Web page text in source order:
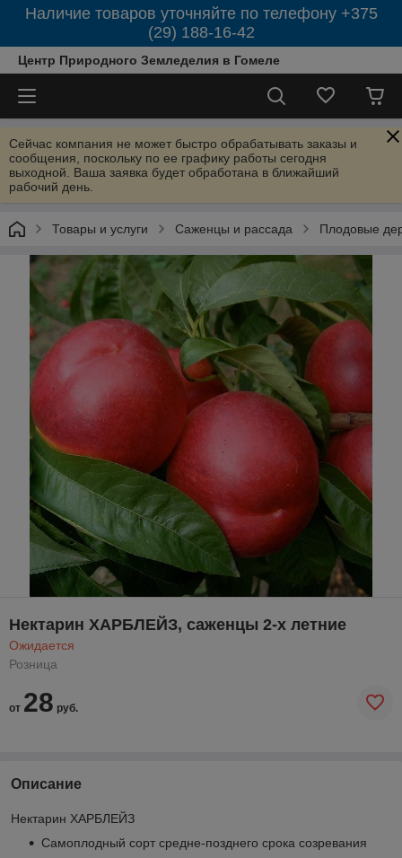
Наличие товаров уточняйте по телефону +375
(29) 188-16-42
Центр Природного Земледелия в Гомеле
Сейчас компания не может быстро обрабатывать заказы и
сообщения, поскольку по ее графику работы сегодня
выходной. Ваша заявка будет обработана в ближайший
рабочий день.
Товары и услуги Саженцы и рассада Плодовые
Нектарин ХАРБЛЕЙЗ, саженцы 2-х летние
Ожидается
Розница
от 28 руб.
Описание
Нектарин ХАРБЛЕЙЗ
Самоплодный сорт средне-позднего срока созревания